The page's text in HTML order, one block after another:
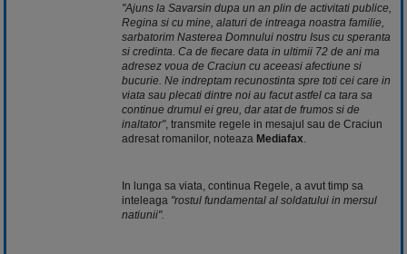
"Ajuns la Savarsin dupa un an plin de activitati publice,
Regina si cu mine, alaturi de intreaga noastra familie,
sarbatorim Nasterea Domnului nostru Isus cu speranta
si credinta. Ca de fiecare data in ultimii 72 de ani ma
adresez voua de Craciun cu aceeasi afectiune si
bucurie. Ne indreptam recunostinta spre toti cei care in
viata sau plecati dintre noi au facut astfel ca tara sa
continue drumul ei greu, dar atat de frumos si de
inaltator", transmite regele in mesajul sau de Craciun
adresat romanilor, noteaza Mediafax
In lunga sa viata, continua Regele, a avut timp sa
inteleaga "rostul fundamental al soldatului in mersul
natiunii".